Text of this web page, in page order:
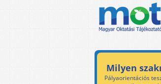
Milyen
Pályaorientációs